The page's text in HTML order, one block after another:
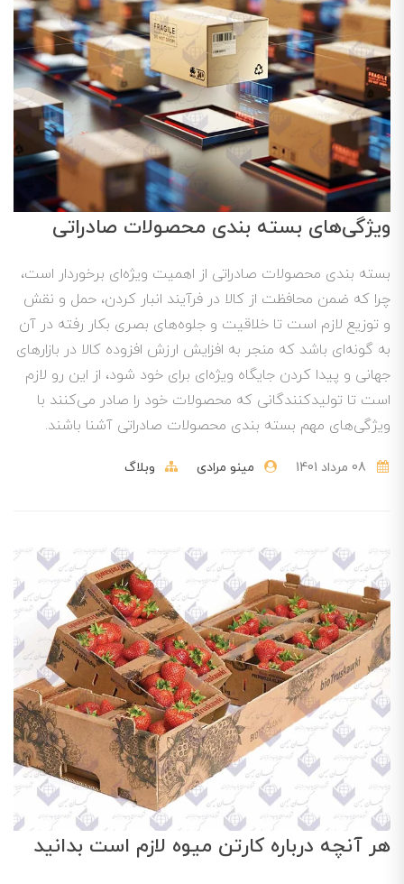
ویژگی‌های بسته بندی محصولات صادراتی
بسته بندی محصولات صادراتی از اهمیت ویژه‌ای برخوردار است،
چرا که ضمن محافظت از کالا در فرآیند انبار کردن، حمل و نقش
و توزیع لازم است تا خلاقیت و جلوه‌های بصری بکار رفته در آن
به گونه‌ای باشد که منجر به افزایش ارزش افزوده کالا در بازارهای
جهانی و پیدا کردن جایگاه ویژه‌ای برای خود شود، از این رو لازم
است تا تولیدکنندگانی که محصولات خود را صادر می‌کنند با
ویژگی‌های مهم بسته بندی محصولات صادراتی آشنا باشند.
مینو مرادی وبلاگ
هر آنچه درباره کارتن میوه لازم است بدانید